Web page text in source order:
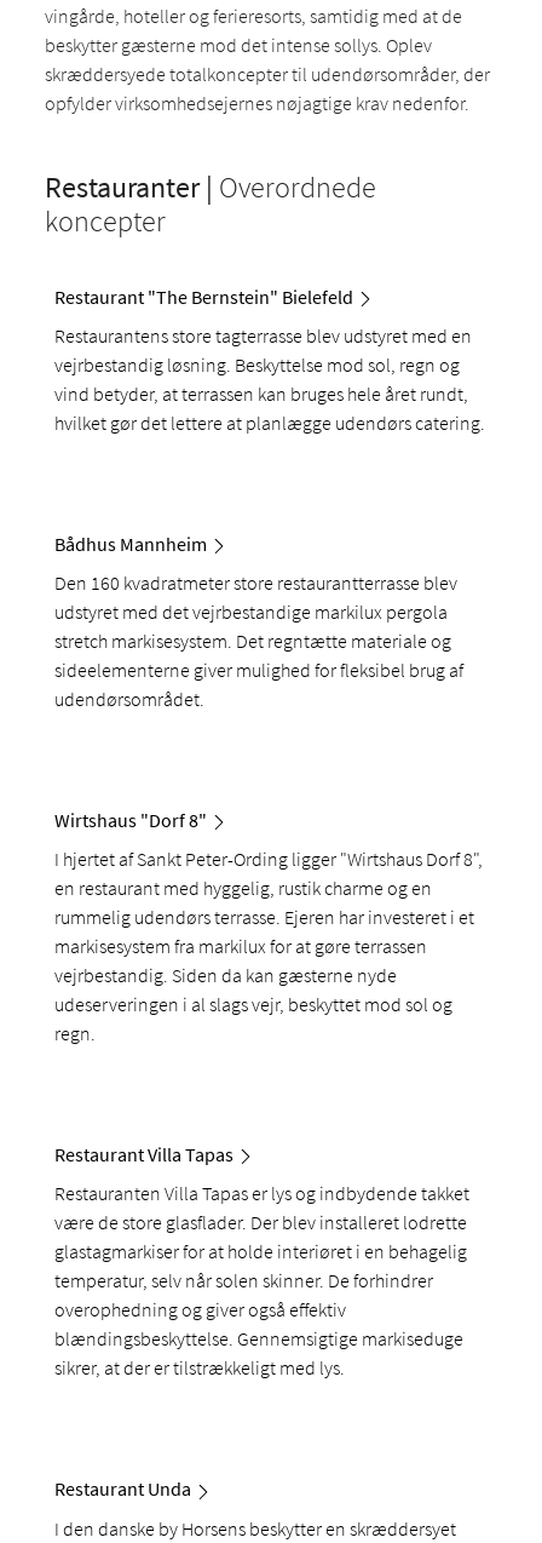
vingårde, hoteller og ferieresorts, samtidig med at de
beskytter gæsterne mod det intense sollys. Oplev
skræddersyede totalkoncepter til udendørsområder, der
opfylder virksomhedsejernes nøjagtige krav nedenfor.
Restauranter | Overordnede
koncepter
Restaurant "The Bernstein" Bielefeld
Restaurantens store tagterrasse blev udstyret med en
vejrbestandig løsning. Beskyttelse mod sol, regn og
vind betyder, at terrassen kan bruges hele året rundt,
hvilket gør det lettere at planlægge udendørs catering.
Bådhus Mannheim
Den 160 kvadratmeter store restaurantterrasse blev
udstyret med det vejrbestandige markilux pergola
stretch markisesystem. Det regntætte materiale og
sideelementerne giver mulighed for fleksibel brug af
udendørsområdet.
Wirtshaus "Dorf 8"
I hjertet af Sankt Peter-Ording ligger "Wirtshaus Dorf 8",
en restaurant med hyggelig, rustik charme og en
rummelig udendørs terrasse. Ejeren har investeret i et
markisesystem fra markilux for at gøre terrassen
vejrbestandig. Siden da kan gæsterne nyde
udeserveringen i al slags vejr, beskyttet mod sol og
regn.
Restaurant Villa Tapas
Restauranten Villa Tapas er lys og indbydende takket
være de store glasflader. Der blev installeret lodrette
glastagmarkiser for at holde interiøret i en behagelig
temperatur, selv når solen skinner. De forhindrer
overophedning og giver også effektiv
blændingsbeskyttelse. Gennemsigtige markiseduge
sikrer, at der er tilstrækkeligt med lys.
Restaurant Unda
I den danske by Horsens beskytter en skræddersyet